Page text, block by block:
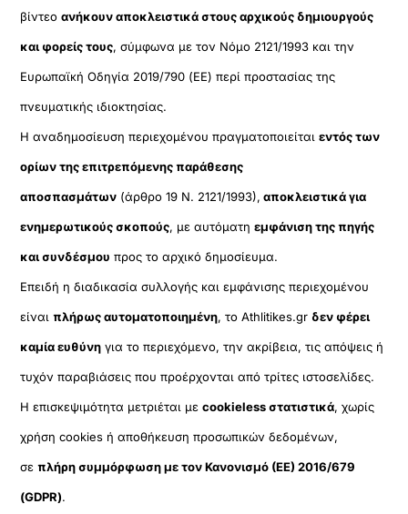
βίντεοανήκουν αποκλειστικά στους αρχικούς δημιουργούς
και φορείς τους, σύμφωνα με τον Νόμο 2121/1993 και την
Ευρωπαϊκή Οδηγία 2019/790 (ΕΕ) περί προστασίας της
πνευματικής ιδιοκτησίας.
Η αναδημοσίευση περιεχομένου πραγματοποιείταιεντός των
ορίων της επιτρεπόμενης παράθεσης
αποσπασμάτων (άρθρο 19 Ν. 2121/1993), αποκλειστικά για
ενημερωτικούς σκοπούς, με αυτόματηεμφάνιση της πηγής
και συνδέσμου προς το αρχικό δημοσίευμα.
Επειδή η διαδικασία συλλογής και εμφάνισης περιεχομένου
είναιπλήρως αυτοματοποιημένη, το Athlitikes.gr δεν φέρει
καμία ευθύνη για το περιεχόμενο, την ακρίβεια, τις απόψεις ή
τυχόν παραβιάσεις που προέρχονται από τρίτες ιστοσελίδες.
Η επισκεψιμότητα μετριέται μεcookieless στατιστικά, χωρίς
χρήση cookies ή αποθήκευση προσωπικών δεδομένων,
σεπλήρη συμμόρφωση με τον Κανονισμό (ΕΕ) 2016/679
(GDPR).